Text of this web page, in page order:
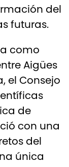
del
futuras.
como
Aigües
el Consejo
de
con una
del
única